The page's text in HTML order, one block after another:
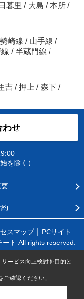
暮里 / 大島 / 本所 /
崎線 / 山手線 /
/ 半蔵門線 /
吉 / 押上 / 森下 /
わせ
を除く）
要
スマップ
PCサイト
ト All rights reserved.
ービス向上検討を目的と
ご確認ください。